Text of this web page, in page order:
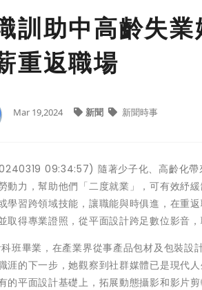
訓助中高齡失
重返職場
Mar 19,2024 新聞 新聞時事
09:34:57) 隨著少子化、高齡化帶
動力，幫助他們「二度就業」，可有效紓
學習跨領域技能，讓職能與時俱進，在重
取得專業證照，從平面設計跨足數位影音
班畢業，在產業界從事產品包材及包裝設
涯的下一步，她觀察到社群媒體已是現代
的平面設計基礎上，拓展動態攝影和影片剪